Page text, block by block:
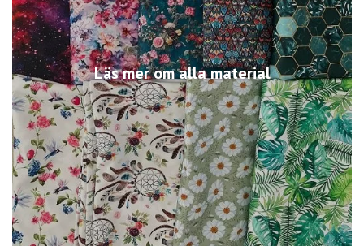
Läs mer om alla material